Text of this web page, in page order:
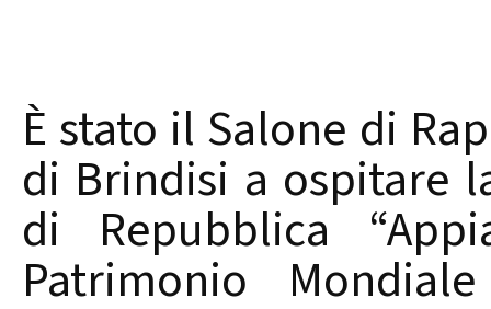
È stato il Salone di
di Brindisi a ospitare
di Repubblica
Patrimonio